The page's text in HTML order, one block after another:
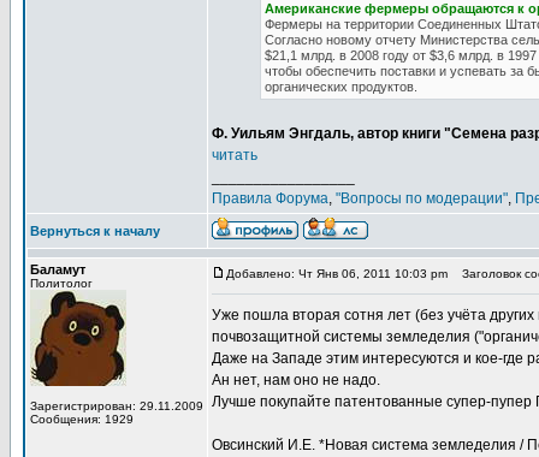
Американские фермеры обращаются к
Фермеры на территории Соединенных
Согласно новому отчету Министерства
$21,1 млрд. в 2008 году от $3,6 млрд. в
чтобы обеспечить поставки и успевать за
органических продуктов.
Ф. Уильям Энгдаль, автор книги "Семена
читать
Правила Форума, "Вопросы по модерации",
Вернуться к началу
Баламут
Политолог
Зарегистрирован: 29.11.2009
Сообщения: 1929
Добавлено: Чт Янв 06, 2011 10:03 pm Заголовок
Уже пошла вторая сотня лет (без учёта
почвозащитной системы земледелия
Даже на Западе этим интересуются и кое-где
Ан нет, нам оно не надо.
Лучше покупайте патентованные супер-
Овсинский И.Е. *Новая система земледелия /